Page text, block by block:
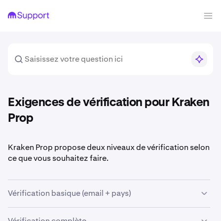
Exigences de vérification pour Kraken
Prop
Kraken Prop propose deux niveaux de vérification selon
ce que vous souhaitez faire.
Vérification basique (email + pays)
Ceci est le minimum requis pour démarrer avec Kraken